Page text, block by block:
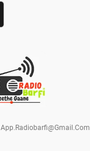
App.radiobarfi@gmail.com